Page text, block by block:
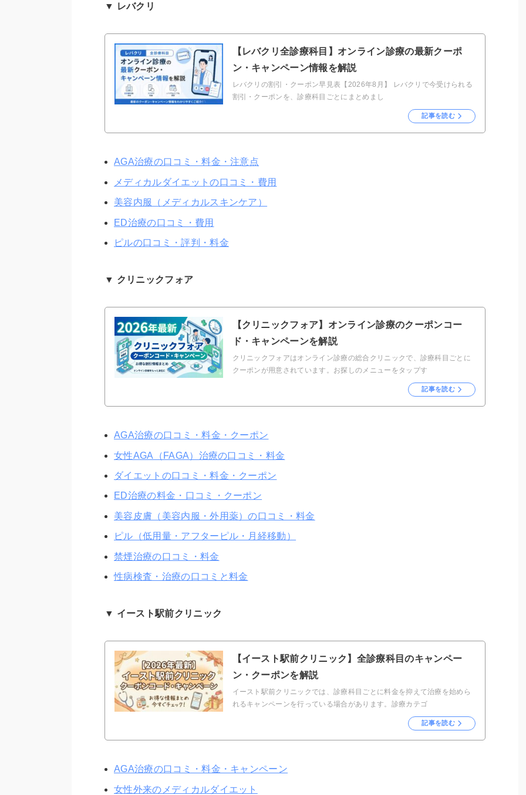
▼ レバクリ
【レバクリ全診療科目】オンライン診療の最新クーポ
ン・キャンペーン情報を解説
レバクリの割引・クーポン早見表【2026年8月】 レバクリで今受けられる
割引・クーポンを、診療科目ごとにまとめまし
記事を読む
AGA治療の口コミ・料金・注意点
メディカルダイエットの口コミ・費用
美容内服（メディカルスキンケア）
ED治療の口コミ・費用
ピルの口コミ・評判・料金
▼ クリニックフォア
【クリニックフォア】オンライン診療のクーポンコー
ド・キャンペーンを解説
クリニックフォアはオンライン診療の総合クリニックで、診療科目ごとに
クーポンが用意されています。お探しのメニューをタップす
記事を読む
AGA治療の口コミ・料金・クーポン
女性AGA（FAGA）治療の口コミ・料金
ダイエットの口コミ・料金・クーポン
ED治療の料金・口コミ・クーポン
美容皮膚（美容内服・外用薬）の口コミ・料金
ピル（低用量・アフターピル・月経移動）
禁煙治療の口コミ・料金
性病検査・治療の口コミと料金
▼ イースト駅前クリニック
【イースト駅前クリニック】全診療科目のキャンペー
ン・クーポンを解説
イースト駅前クリニックでは、診療科目ごとに料金を抑えて治療を始めら
れるキャンペーンを行っている場合があります。診療カテゴ
記事を読む
AGA治療の口コミ・料金・キャンペーン
女性外来のメディカルダイエット